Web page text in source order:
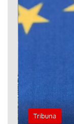
Tribuna